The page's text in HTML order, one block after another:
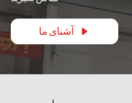
آشنای ما 